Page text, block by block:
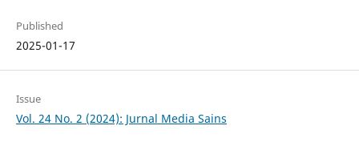
Published
2025-01-17
Issue
Vol. 24 No. 2 (2024): Jurnal Media Sains